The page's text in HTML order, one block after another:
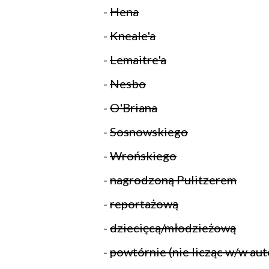
- Hena
- Kneale'a
- Lemaitre'a
- Nesbo
- O'Briana
- Sosnowskiego
- Wrońskiego
- nagrodzoną Pulitzerem
- reportażową
- dziecięcą/młodzieżową
- powtórnie (nie licząc w/w